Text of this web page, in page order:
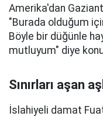
Amerika'dan
"Burada olduğum
Böyle bir düğünle
mutluyum" diye
Sınırları aşan
İslahiyeli damat